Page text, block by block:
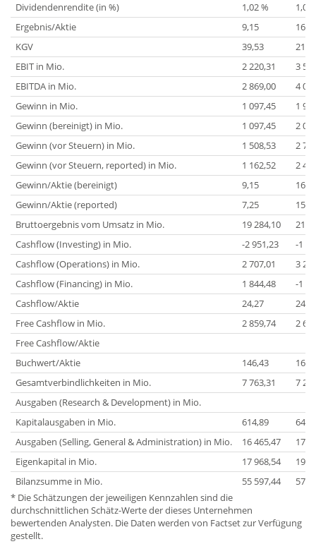
Dividendenrendite (in %)
1,02 %
1,05
Ergebnis/Aktie
9,15
KGV
39,53
EBIT in Mio.
2 220,31
3
EBITDA in Mio.
2 869,00
4
Gewinn in Mio.
1 097,45
1
Gewinn (bereinigt) in Mio.
1 097,45
2
Gewinn (vor Steuern) in Mio.
1 508,53
2
Gewinn (vor Steuern, reported) in Mio.
1 162,52
2
Gewinn/Aktie (bereinigt)
9,15
Gewinn/Aktie (reported)
7,25
Bruttoergebnis vom Umsatz in Mio.
19 284,10
21
Cashflow (Investing) in Mio.
-2 951,23
-1
Cashflow (Operations) in Mio.
2 707,01
3
Cashflow (Financing) in Mio.
1 844,48
-1
Cashflow/Aktie
24,27
Free Cashflow in Mio.
2 859,74
2
Free Cashflow/Aktie
Buchwert/Aktie
146,43
Gesamtverbindlichkeiten in Mio.
7 763,31
7
Ausgaben (Research & Development) in Mio.
Kapitalausgaben in Mio.
614,89
Ausgaben (Selling, General & Administration) in Mio.
16 465,47
17
Eigenkapital in Mio.
17 968,54
19
Bilanzsumme in Mio.
55 597,44
57
* Die Schätzungen der jeweiligen Kennzahlen sind die
durchschnittlichen Schätz-Werte der dieses Unternehmen
bewertenden Analysten. Die Daten werden von Factset zur Verfügung
gestellt.